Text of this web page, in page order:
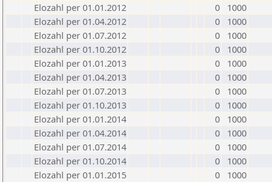
Elozahl per 01.01.2012
0
1000
Elozahl per 01.04.2012
0
1000
Elozahl per 01.07.2012
0
1000
Elozahl per 01.10.2012
0
1000
Elozahl per 01.01.2013
0
1000
Elozahl per 01.04.2013
0
1000
Elozahl per 01.07.2013
0
1000
Elozahl per 01.10.2013
0
1000
Elozahl per 01.01.2014
0
1000
Elozahl per 01.04.2014
0
1000
Elozahl per 01.07.2014
0
1000
Elozahl per 01.10.2014
0
1000
Elozahl per 01.01.2015
0
1000